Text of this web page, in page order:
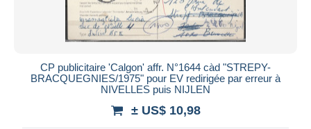
CP publicitaire 'Calgon' affr. N°1644 càd "STREPY-
BRACQUEGNIES/1975" pour EV redirigée par erreur à
NIVELLES puis NIJLEN
± US$ 10,98